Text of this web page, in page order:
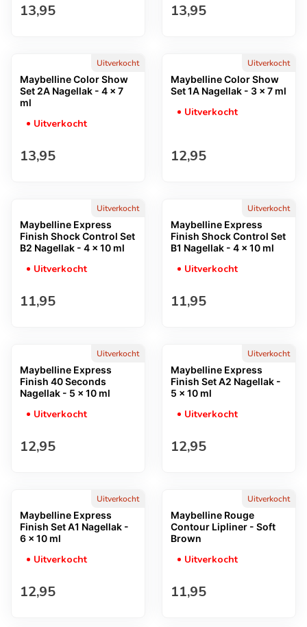
Normale prijs
13,95 Normale prijs
13,95
Uitverkocht
Maybelline Color Show
Set 2A Nagellak - 4 x 7
ml
Uitverkocht
Normale prijs
13,95
Uitverkocht
Maybelline Color Show
Set 1A Nagellak - 3 x 7 ml
Uitverkocht
Normale prijs
12,95
Uitverkocht
Maybelline Express
Finish Shock Control Set
B2 Nagellak - 4 x 10 ml
Uitverkocht
Normale prijs
11,95
Uitverkocht
Maybelline Express
Finish Shock Control Set
B1 Nagellak - 4 x 10 ml
Uitverkocht
Normale prijs
11,95
Uitverkocht
Maybelline Express
Finish 40 Seconds
Nagellak - 5 x 10 ml
Uitverkocht
Normale prijs
12,95
Uitverkocht
Maybelline Express
Finish Set A2 Nagellak -
5 x 10 ml
Uitverkocht
Normale prijs
12,95
Uitverkocht
Maybelline Express
Finish Set A1 Nagellak -
6 x 10 ml
Uitverkocht
Normale prijs
12,95
Uitverkocht
Maybelline Rouge
Contour Lipliner - Soft
Brown
Uitverkocht
Normale prijs
11,95